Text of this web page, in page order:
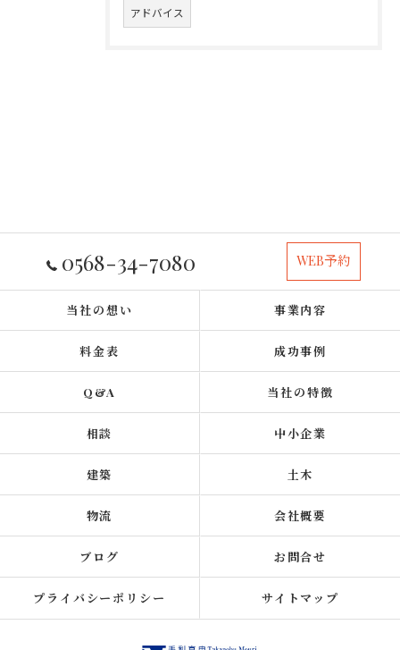
アドバイス
0568-34-7080 WEB予約
当社の想い 事業内容
料金表 成功事例
Q&A 当社の特徴
相談 中小企業
建築 土木
物流 会社概要
ブログ お問合せ
プライバシーポリシー サイトマップ